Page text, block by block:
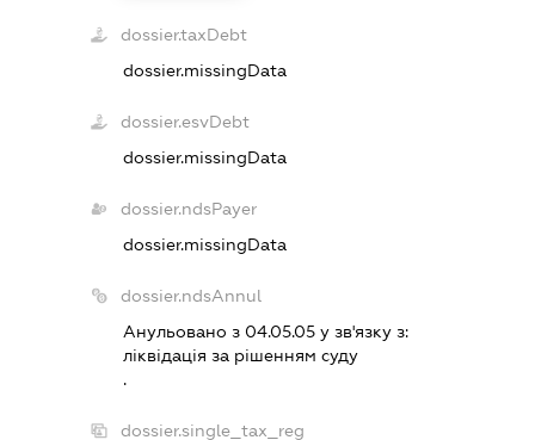
dossier.taxDebt
dossier.missingData
dossier.esvDebt
dossier.missingData
dossier.ndsPayer
dossier.missingData
dossier.ndsAnnul
Анульовано з 04.05.05 у зв'язку з:
лiквiдацiя за рiшенням суду
.
dossier.single_tax_reg